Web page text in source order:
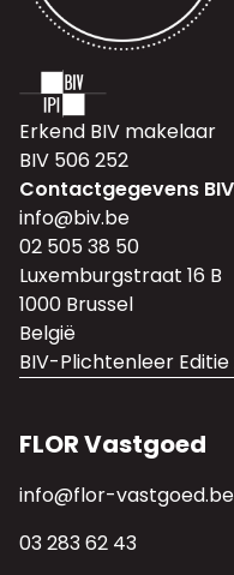
Erkend BIV makelaar
BIV 506 252
Contactgegevens
info@biv.be
02 505 38 50
Luxemburgstraat 16 B
1000 Brussel
België
BIV-Plichtenleer Editie
FLOR Vastgoed
info@flor-vastgoed.be
03 283 62 43